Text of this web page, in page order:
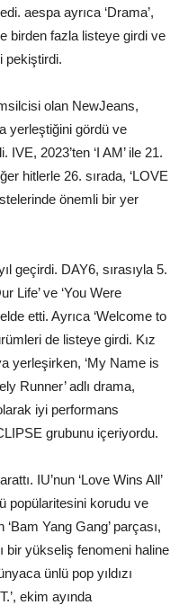
aespa ayrıca ‘Drama’,
birden fazla listeye girdi ve
pekiştirdi.
olan NewJeans,
yerleştiğini gördü ve
2023’ten ‘I AM’ ile 21.
hitlerle 26. sırada, ‘LOVE
önemli bir yer
geçirdi. DAY6, sırasıyla 5.
Life’ ve ‘You Were
etti. Ayrıca ‘Welcome to
de listeye girdi. Kız
yerleşirken, ‘My Name is
Runner’ adlı drama,
iyi performans
grubunu içeriyordu.
IU’nun ‘Love Wins All’
popülaritesini korudu ve
‘Bam Yang Gang’ parçası,
bir yükseliş fenomeni haline
ünlü pop yıldızı
ekim ayında